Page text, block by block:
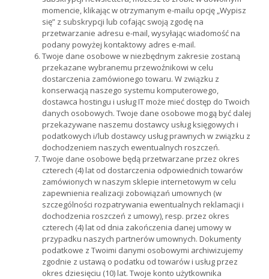
momencie, klikając w otrzymanym e-mailu opcję „Wypisz
się” z subskrypcji lub cofając swoją zgodę na
przetwarzanie adresu e-mail, wysyłając wiadomość na
podany powyżej kontaktowy adres e-mail.
Twoje dane osobowe w niezbędnym zakresie zostaną
przekazane wybranemu przewoźnikowi w celu
dostarczenia zamówionego towaru. W związku z
konserwacją naszego systemu komputerowego,
dostawca hostingu i usług IT może mieć dostęp do Twoich
danych osobowych. Twoje dane osobowe mogą być dalej
przekazywane naszemu dostawcy usług księgowych i
podatkowych i/lub dostawcy usług prawnych w związku z
dochodzeniem naszych ewentualnych roszczeń.
Twoje dane osobowe będą przetwarzane przez okres
czterech (4) lat od dostarczenia odpowiednich towarów
zamówionych w naszym sklepie internetowym w celu
zapewnienia realizacji zobowiązań umownych (w
szczególności rozpatrywania ewentualnych reklamacji i
dochodzenia roszczeń z umowy), resp. przez okres
czterech (4) lat od dnia zakończenia danej umowy w
przypadku naszych partnerów umownych. Dokumenty
podatkowe z Twoimi danymi osobowymi archiwizujemy
zgodnie z ustawą o podatku od towarów i usług przez
okres dziesięciu (10) lat. Twoje konto użytkownika